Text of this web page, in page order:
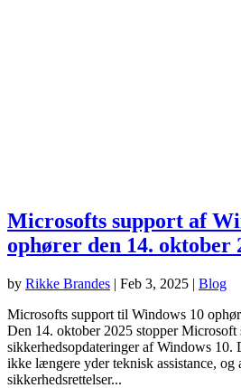
Microsofts support af
ophører den 14. oktober
by Rikke Brandes | Feb 3, 2025 | Blog
Microsofts support til Windows 10
Den 14. oktober 2025 stopper Microsoft
sikkerhedsopdateringer af Windows 10.
ikke længere yder teknisk assistance, og
sikkerhedsrettelser...